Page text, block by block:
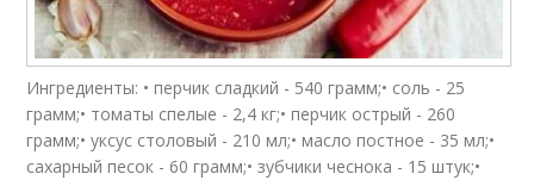
Ингредиенты: • перчик сладкий - 540 грамм;• соль - 25
грамм;• томаты спелые - 2,4 кг;• перчик острый - 260
грамм;• уксус столовый - 210 мл;• масло постное - 35 мл;•
сахарный песок - 60 грамм;• зубчики чеснока - 15 штук;•